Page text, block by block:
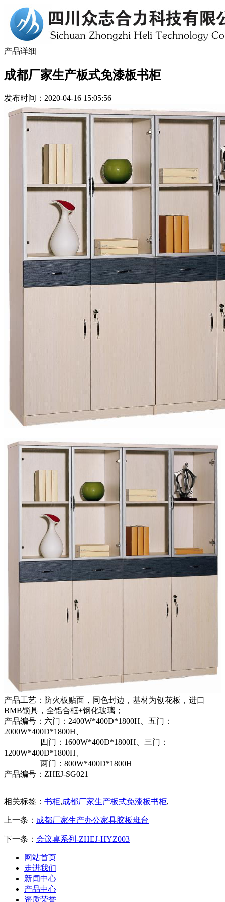
产品详细
成都厂家生产板式免漆板书柜
发布时间：2020-04-16 15:05:56
产品工艺：防火板贴面，同色封边，基材为刨花板，进口
BMB锁具，全铝合框+钢化玻璃；
产品编号：六门：2400W*400D*1800H、五门：
2000W*400D*1800H、
四门：1600W*400D*1800H、三门：
1200W*400D*1800H、
两门：800W*400D*1800H
产品编号：ZHEJ-SG021
相关标签： 书柜,成都厂家生产板式免漆板书柜,
上一条： 成都厂家生产办公家具胶板班台
下一条： 会议桌系列-ZHEJ-HYZ003
网站首页
走进我们
新闻中心
产品中心
资质荣誉